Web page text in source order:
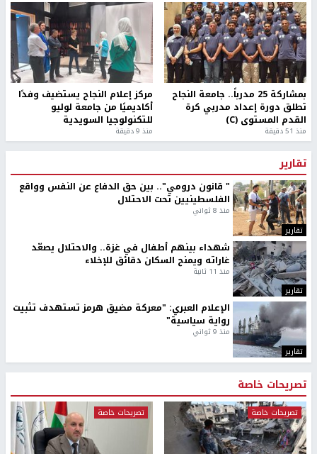
بمشاركة 25 مدرباً.. جامعة النجاح
تطلق دورة إعداد مدربي كرة
القدم المستوى (C)
منذ 51 دقيقة
مركز إعلام النجاح يستضيف وفدًا
أكاديميًا من جامعة لوليو
للتكنولوجيا السويدية
منذ 9 دقيقة
تقارير
تقارير
" قانون درومي".. بين حق الدفاع عن النفس وواقع
الفلسطينيين تحت الاحتلال
منذ 8 ثواني
تقارير
شهداء بينهم أطفال في غزة.. والاحتلال يصعّد
غاراته ويمنح السكان دقائق للإخلاء
منذ 11 ثانية
تقارير
الإعلام العبري: "معركة مضيق هرمز تستهدف تثبيت
رواية سياسية"
منذ 9 ثواني
تصريحات خاصة
تصريحات خاصة تصريحات خاصة